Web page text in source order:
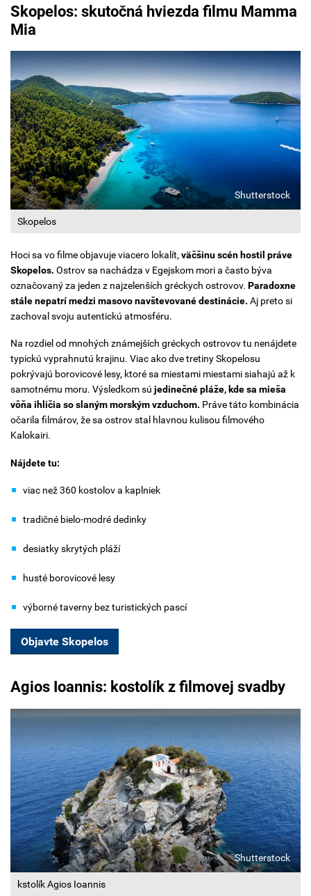
Skopelos: skutočná hviezda filmu Mamma
Mia
Skopelos
Shutterstock
Hoci sa vo filme objavuje viacero lokalít, väčšinu scén hostil práve
Skopelos. Ostrov sa nachádza v Egejskom mori a často býva
označovaný za jeden z najzelenších gréckych ostrovov. Paradoxne
stále nepatrí medzi masovo navštevované destinácie. Aj preto si
zachoval svoju autentickú atmosféru.
Na rozdiel od mnohých známejších gréckych ostrovov tu nenájdete
typickú vyprahnutú krajinu. Viac ako dve tretiny Skopelosu
pokrývajú borovicové lesy, ktoré sa miestami miestami siahajú až k
samotnému moru. Výsledkom sú jedinečné pláže, kde sa mieša
vôňa ihličia so slaným morským vzduchom. Práve táto kombinácia
očarila filmárov, že sa ostrov stal hlavnou kulisou filmového
Kalokairi.
Nájdete tu:
viac než 360 kostolov a kaplniek
tradičné bielo-modré dedinky
desiatky skrytých pláží
husté borovicové lesy
výborné taverny bez turistických pascí
Objavte Skopelos
Agios Ioannis: kostolík z filmovej svadby
kstolík Agios Ioannis
Shutterstock